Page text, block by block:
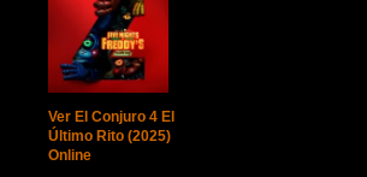
Ver El Conjuro 4 El
Último Rito (2025)
Online